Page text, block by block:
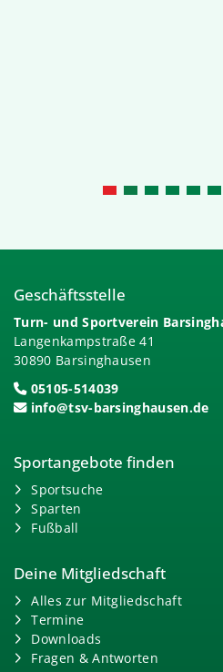
Geschäftsstelle
Turn- und Sportverein
Langenkampstraße 41
30890 Barsinghausen
05105-514039
info@tsv-barsinghausen.de
Sportangebote finden
Sportsuche
Sparten
Fußball
Deine Mitgliedschaft
Alles zur Mitgliedschaft
Termine
Downloads
Fragen & Antworten